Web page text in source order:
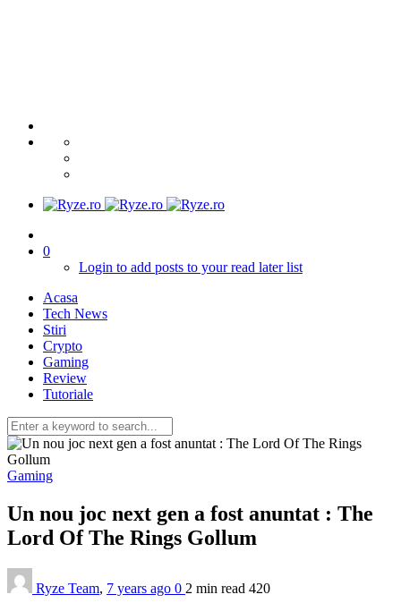
0
Login to add posts to your read later list
Acasa
Tech News
Stiri
Crypto
Gaming
Review
Tutoriale
Gaming
Un nou joc next gen a fost anuntat : The
Lord Of The Rings Gollum
Ryze Team, 7 years ago 0 2 min read 420